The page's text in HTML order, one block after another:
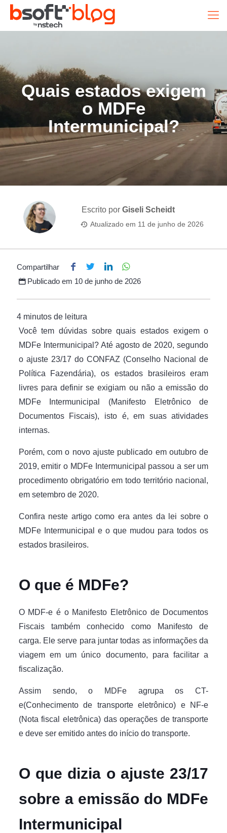
Quais estados exigem
o MDFe
Intermunicipal?
Escrito por Giseli Scheidt
Atualizado em 11 de junho de 2026
Compartilhar
Publicado em 10 de junho de 2026
Você tem dúvidas sobre quais estados exigem o
MDFe Intermunicipal? Até agosto de 2020, segundo
o ajuste 23/17 do CONFAZ (Conselho Nacional de
Política Fazendária), os estados brasileiros eram
livres para definir se exigiam ou não a emissão do
MDFe Intermunicipal (Manifesto Eletrônico de
Documentos Fiscais), isto é, em suas atividades
internas.
Porém, com o novo ajuste publicado em outubro de
2019, emitir o MDFe Intermunicipal passou a ser um
procedimento obrigatório em todo território nacional,
em setembro de 2020.
Confira neste artigo como era antes da lei sobre o
MDFe Intermunicipal e o que mudou para todos os
estados brasileiros.
O que é MDFe?
O MDF-e é o Manifesto Eletrônico de Documentos
Fiscais também conhecido como Manifesto de
carga. Ele serve para juntar todas as informações da
viagem em um único documento, para facilitar a
fiscalização.
Assim sendo, o MDFe agrupa os CT-
e(Conhecimento de transporte eletrônico) e NF-e
(Nota fiscal eletrônica) das operações de transporte
e deve ser emitido antes do início do transporte.
O que dizia o ajuste 23/17
sobre a emissão do MDFe
Intermunicipal